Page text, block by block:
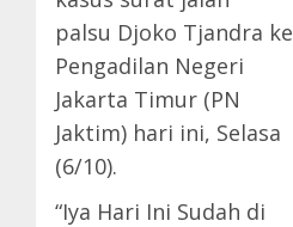
palsu Djoko Tjandra ke
Pengadilan Negeri
Jakarta Timur (PN
Jaktim) hari ini, Selasa
(6/10).
“Iya Hari Ini Sudah di